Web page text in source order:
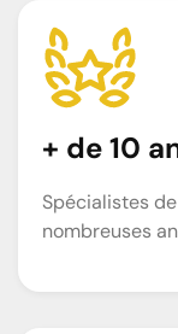
+ de 10
Spécialistes
nombreuses